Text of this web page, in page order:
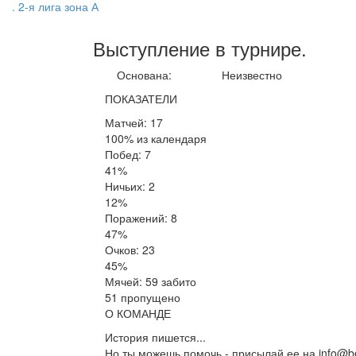
. 2-я лига зона А
Выступление в турнире.
Основана:
Неизвестно
ПОКАЗАТЕЛИ
Матчей: 17
100% из календаря
Побед: 7
41%
Ничьих: 2
12%
Поражений: 8
47%
Очков: 23
45%
Мячей: 59 забито
51 пропущено
О КОМАНДЕ
История пишется...